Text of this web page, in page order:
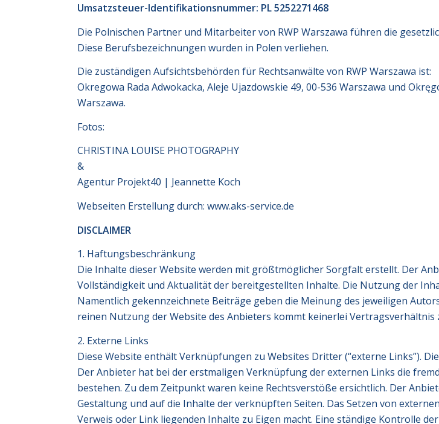
Umsatzsteuer-Identifikationsnummer: PL 5252271468
Die Polnischen Partner und Mitarbeiter von RWP Warszawa führen die
Diese Berufsbezeichnungen wurden in Polen verliehen.
Die zuständigen Aufsichtsbehörden für Rechtsanwälte von RWP Warszawa ist:
Okregowa Rada Adwokacka, Aleje Ujazdowskie 49, 00-536 Warszawa und
Warszawa.
Fotos:
CHRISTINA LOUISE PHOTOGRAPHY
&
Agentur Projekt40 | Jeannette Koch
Webseiten Erstellung durch: www.aks-service.de
DISCLAIMER
1. Haftungsbeschränkung
Die Inhalte dieser Website werden mit größtmöglicher Sorgfalt erstellt. Der
Vollständigkeit und Aktualität der bereitgestellten Inhalte. Die Nutzung der
Namentlich gekennzeichnete Beiträge geben die Meinung des jeweiligen
reinen Nutzung der Website des Anbieters kommt keinerlei Vertragsverhältnis
2. Externe Links
Diese Website enthält Verknüpfungen zu Websites Dritter (“externe Links”).
Der Anbieter hat bei der erstmaligen Verknüpfung der externen Links die
bestehen. Zu dem Zeitpunkt waren keine Rechtsverstöße ersichtlich. Der
Gestaltung und auf die Inhalte der verknüpften Seiten. Das Setzen von
Verweis oder Link liegenden Inhalte zu Eigen macht. Eine ständige Kontrolle